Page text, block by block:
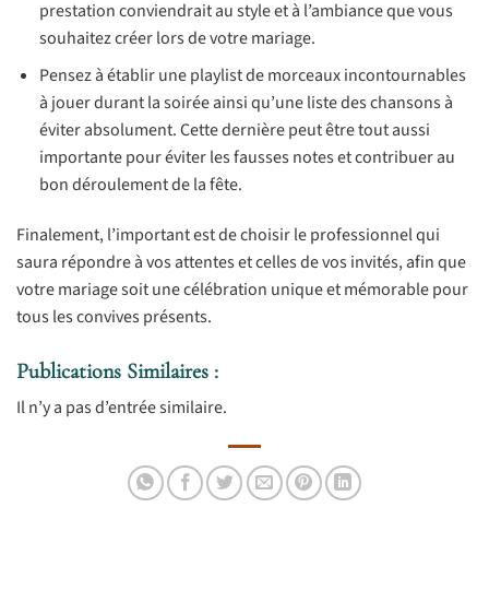
prestation conviendrait au style et à l’ambiance que vous
souhaitez créer lors de votre mariage.
Pensez à établir une playlist de morceaux incontournables
à jouer durant la soirée ainsi qu’une liste des chansons à
éviter absolument. Cette dernière peut être tout aussi
importante pour éviter les fausses notes et contribuer au
bon déroulement de la fête.
Finalement, l’important est de choisir le professionnel qui
saura répondre à vos attentes et celles de vos invités, afin que
votre mariage soit une célébration unique et mémorable pour
tous les convives présents.
Publications Similaires :
Il n’y a pas d’entrée similaire.